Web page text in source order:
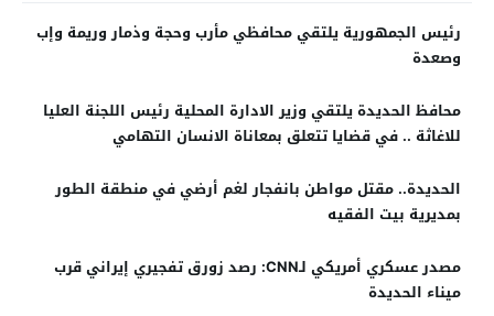
رئيس الجمهورية يلتقي محافظي مأرب وحجة وذمار وريمة وإب
وصعدة
محافظ الحديدة يلتقي وزير الادارة المحلية رئيس اللجنة العليا
للاغاثة .. في قضايا تتعلق بمعاناة الانسان التهامي
الحديدة.. مقتل مواطن بانفجار لغم أرضي في منطقة الطور
بمديرية بيت الفقيه
مصدر عسكري أمريكي لـCNN: رصد زورق تفجيري إيراني قرب
ميناء الحديدة